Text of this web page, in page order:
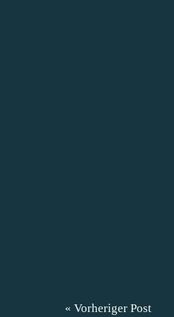
« Vorheriger Post